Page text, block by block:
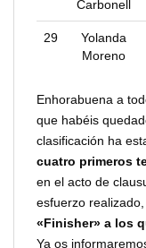
Carbonell
29
Yolanda
Moreno
Enhorabuena a
que habéis
clasificación ha
cuatro primeros
en el acto de
esfuerzo
«Finisher» a los
Ya os